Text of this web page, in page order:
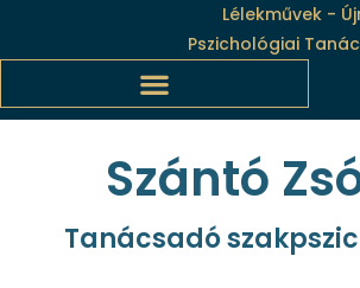
Lélekművek -
Pszichológiai
Szántó
Tanácsadó